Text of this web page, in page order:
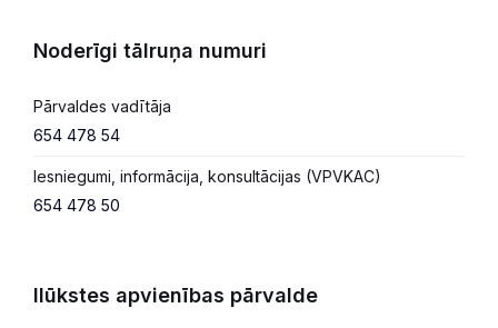
Noderīgi tālruņa numuri
Pārvaldes vadītāja
654 478 54
Iesniegumi, informācija, konsultācijas (VPVKAC)
654 478 50
Ilūkstes apvienības pārvalde